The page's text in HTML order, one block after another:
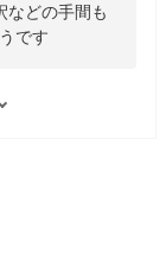
などの手間も
です